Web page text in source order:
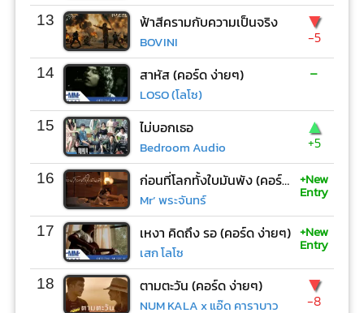
13 ฟ้าสีครามกับความเป็นจริง
BOVINI
▼
-5
14 สาหัส (คอร์ด ง่ายๆ)
LOSO (โลโซ)
-
15 ไม่บอกเธอ
Bedroom Audio
▲
+5
16 ก่อนที่โลกทั้งใบมันพัง (คอร์ด ง่ายๆ)
Mr’ พระจันทร์
+New
Entry
17 เหงา คิดถึง รอ (คอร์ด ง่ายๆ)
เสก โลโซ
+New
Entry
18 ตามตะวัน (คอร์ด ง่ายๆ)
NUM KALA x แอ๊ด คาราบาว
▼
-8